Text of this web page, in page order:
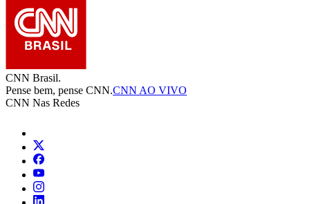
CNN Brasil.
Pense bem, pense CNN.CNN AO VIVO
CNN Nas Redes